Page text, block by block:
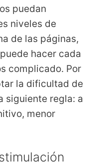
puedan
niveles de
de las páginas,
hacer cada
complicado. Por
la dificultad de
siguiente regla: a
menor